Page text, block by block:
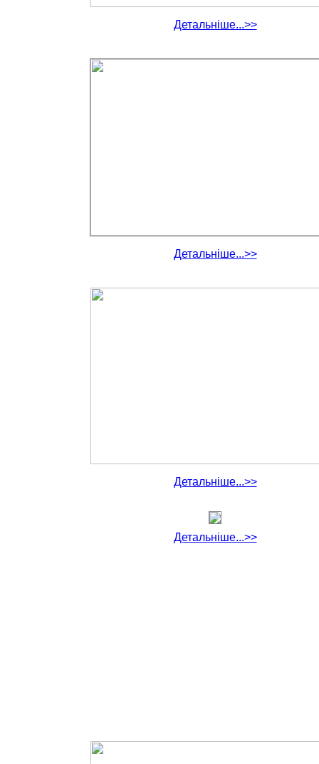
Детальніше...>>
Детальніше...>>
Детальніше...>>
Детальніше...>>